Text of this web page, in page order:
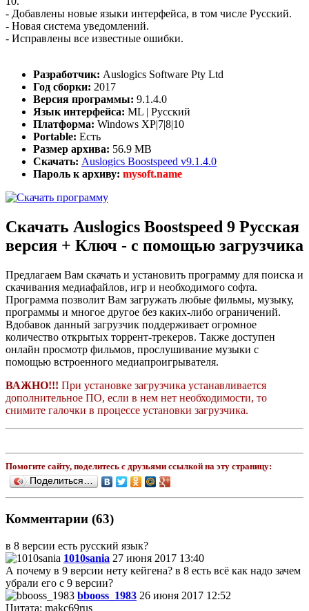
- Добавлены новые языки интерфейса, в том числе Русский.
- Новая система уведомлений.
- Исправлены все известные ошибки.
Разработчик: Auslogics Software Pty Ltd
Год сборки: 2017
Версия программы: 9.1.4.0
Язык интерфейса: ML | Русский
Платформа: Windows XP|7|8|10
Portable: Есть
Размер архива: 56.9 MB
Скачать: Auslogics Boostspeed v9.1.4.0
Пароль к архиву: mysoft.name
Скачать Auslogics Boostspeed 9 Русская
версия + Ключ - с помощью загрузчика
Предлагаем Вам скачать и установить программу для поиска и
скачивания медиафайлов, игр и необходимого софта.
Программа позволит Вам загружать любые фильмы, музыку,
программы и многое другое без каких-либо ограничений.
Вдобавок данный загрузчик поддерживает огромное
количество открытых торрент-трекеров. Также доступен
онлайн просмотр фильмов, прослушивание музыки с
помощью встроенного медиапроигрывателя.
ВАЖНО!!! При установке загрузчика устанавливается
дополнительное ПО, если в нем нет необходимости, то
снимите галочки в процессе установки загрузчика.
Помогите сайту, поделитесь с друзьями ссылкой на эту страницу:
Поделиться…
Комментарии (63)
в 8 версии есть русский язык?
1010sania 27 июня 2017 13:40
А почему в 9 версии нету кейгена? в 8 есть всё как надо зачем
убрали его с 9 версии?
bbooss_1983 26 июня 2017 12:52
Цитата: makc69rus